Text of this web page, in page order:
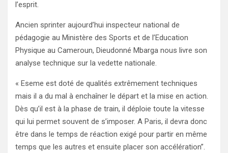
l’esprit.
Ancien sprinter aujourd’hui inspecteur national de
pédagogie au Ministère des Sports et de l’Education
Physique au Cameroun, Dieudonné Mbarga nous livre son
analyse technique sur la vedette nationale.
« Eseme est doté de qualités extrêmement techniques
mais il a du mal à enchaîner le départ et la mise en action.
Dès qu’il est à la phase de train, il déploie toute la vitesse
qui lui permet souvent de s’imposer. A Paris, il devra donc
être dans le temps de réaction exigé pour partir en même
temps que les autres et ensuite placer son accélération”.